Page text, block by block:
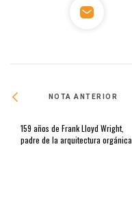
NOTA ANTERIOR
159 años de Frank Lloyd Wright,
padre de la arquitectura orgánica